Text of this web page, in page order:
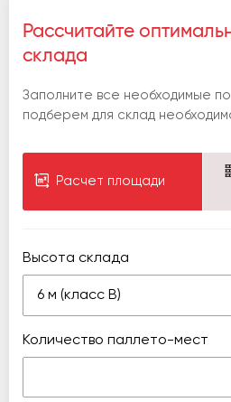
Рассчитайте
склада
Заполните все необходимые
подберем для склад
Расчет площади
Высота склада
6 м (класс В)
Количество паллето-мест